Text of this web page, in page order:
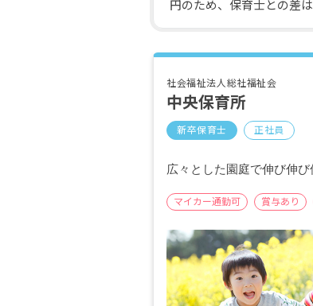
円のため、保育士との差
社会福祉法人総社福祉会
中央保育所
新卒保育士 正社員
広々とした園庭で伸び伸
マイカー通勤可 賞与あり